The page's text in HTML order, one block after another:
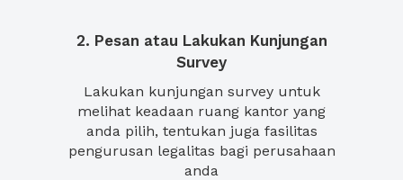
2. Pesan atau Lakukan Kunjungan
Survey
Lakukan kunjungan survey untuk
melihat keadaan ruang kantor yang
anda pilih, tentukan juga fasilitas
pengurusan legalitas bagi perusahaan
anda